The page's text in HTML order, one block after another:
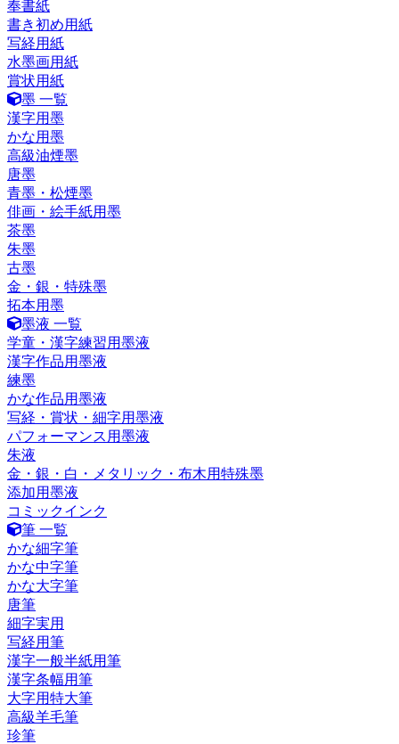
奉書紙
書き初め用紙
写経用紙
水墨画用紙
賞状用紙
墨 一覧
漢字用墨
かな用墨
高級油煙墨
唐墨
青墨・松煙墨
俳画・絵手紙用墨
茶墨
朱墨
古墨
金・銀・特殊墨
拓本用墨
墨液 一覧
学童・漢字練習用墨液
漢字作品用墨液
練墨
かな作品用墨液
写経・賞状・細字用墨液
パフォーマンス用墨液
朱液
金・銀・白・メタリック・布木用特殊墨
添加用墨液
コミックインク
筆 一覧
かな細字筆
かな中字筆
かな大字筆
唐筆
細字実用
写経用筆
漢字一般半紙用筆
漢字条幅用筆
大字用特大筆
高級羊毛筆
珍筆